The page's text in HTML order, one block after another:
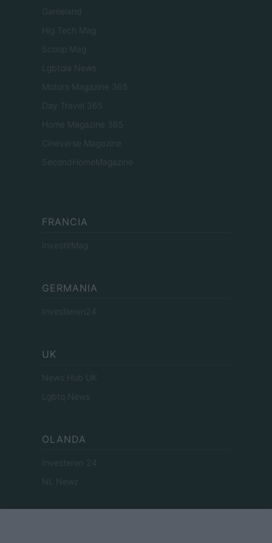
Gameland
Hig Tech Mag
Scoop Mag
Lgbtqia News
Motors Magazine 365
Day Travel 365
Home Magazine 365
Cineverse Magazine
SecondHomeMagazine
FRANCIA
InvestirMag
GERMANIA
Investieren24
UK
News Hub UK
Lgbtq News
OLANDA
Investeren 24
NL Newz